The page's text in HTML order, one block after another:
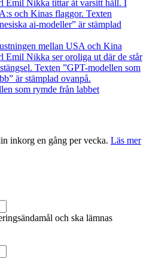
mellan USA och Kina
som rymde från labbet
inkorg en gång per vecka. Läs mer
och ska lämnas